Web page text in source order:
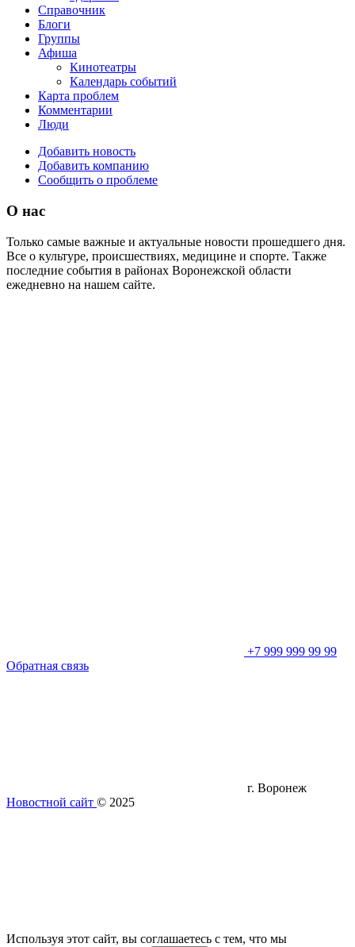
Справочник
Блоги
Группы
Афиша
Кинотеатры
Календарь событий
Карта проблем
Комментарии
Люди
Добавить новость
Добавить компанию
Сообщить о проблеме
О нас
Только самые важные и актуальные новости прошедшего дня.
Все о культуре, происшествиях, медицине и спорте. Также
последние события в районах Воронежской области
ежедневно на нашем сайте.
+7 999 999 99 99
Обратная связь
г. Воронеж
Новостной сайт © 2025
Используя этот сайт, вы соглашаетесь с тем, что мы